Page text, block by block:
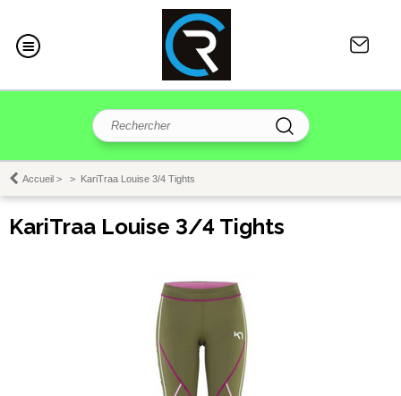
Accueil > > KariTraa Louise 3/4 Tights
KariTraa Louise 3/4 Tights